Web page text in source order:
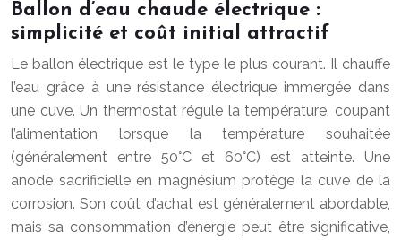
Ballon d’eau chaude électrique :
simplicité et coût initial attractif
Le ballon électrique est le type le plus courant. Il chauffe
l’eau grâce à une résistance électrique immergée dans
une cuve. Un thermostat régule la température, coupant
l’alimentation lorsque la température souhaitée
(généralement entre 50°C et 60°C) est atteinte. Une
anode sacrificielle en magnésium protège la cuve de la
corrosion. Son coût d’achat est généralement abordable,
mais sa consommation d’énergie peut être significative,